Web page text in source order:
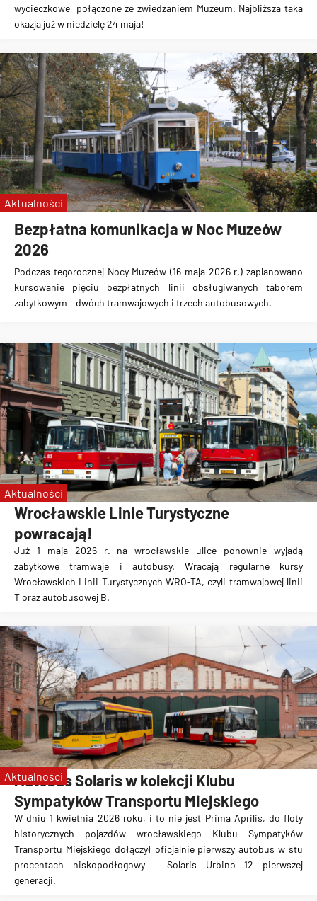
wycieczkowe, połączone ze zwiedzaniem Muzeum. Najbliższa taka
okazja już w niedzielę 24 maja!
Bezpłatna komunikacja w Noc Muzeów
2026
Podczas tegorocznej Nocy Muzeów (16 maja 2026 r.) zaplanowano
kursowanie pięciu bezpłatnych linii obsługiwanych taborem
zabytkowym – dwóch tramwajowych i trzech autobusowych.
Aktualności
Wrocławskie Linie Turystyczne
powracają!
Już 1 maja 2026 r. na wrocławskie ulice ponownie wyjadą
zabytkowe tramwaje i autobusy. Wracają regularne kursy
Wrocławskich Linii Turystycznych WRO-TA, czyli tramwajowej linii
T oraz autobusowej B.
Aktualności
Autobus Solaris w kolekcji Klubu
Sympatyków Transportu Miejskiego
W dniu 1 kwietnia 2026 roku, i to nie jest Prima Aprilis, do floty
historycznych pojazdów wrocławskiego Klubu Sympatyków
Transportu Miejskiego dołączył oficjalnie pierwszy autobus w stu
procentach niskopodłogowy – Solaris Urbino 12 pierwszej
generacji.
Aktualności